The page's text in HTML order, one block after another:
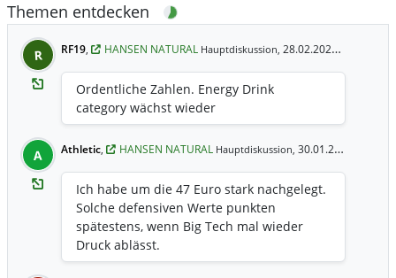
Themen entdecken
R RF19, HANSEN NATURAL Hauptdiskussion, 28.02.2025 18:03 Uhr
Ordentliche Zahlen. Energy Drink
category wächst wieder
A Athletic, HANSEN NATURAL Hauptdiskussion, 30.01.2025 7:42 Uhr
Ich habe um die 47 Euro stark nachgelegt.
Solche defensiven Werte punkten
spätestens, wenn Big Tech mal wieder
Druck ablässt.